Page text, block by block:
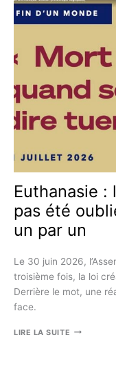
Euthanasie :
pas été
un par un
Le 30 juin 2026,
troisième fois, la loi
Derrière le mot, une
face.
LIRE LA SUITE